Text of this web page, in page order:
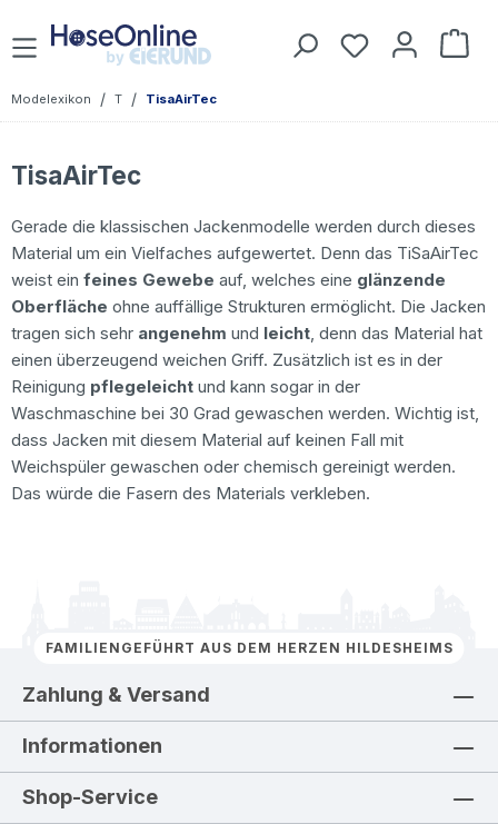
Zum Hauptinhalt springen Du hast 0
Modelexikon / T / TisaAirTec
TisaAirTec
Gerade die klassischen Jackenmodelle werden durch dieses
Material um ein Vielfaches aufgewertet. Denn das TiSaAirTec
weist ein feines Gewebe auf, welches eine glänzende
Oberfläche ohne auffällige Strukturen ermöglicht. Die Jacken
tragen sich sehr angenehm und leicht, denn das Material hat
einen überzeugend weichen Griff. Zusätzlich ist es in der
Reinigung pflegeleicht und kann sogar in der
Waschmaschine bei 30 Grad gewaschen werden. Wichtig ist,
dass Jacken mit diesem Material auf keinen Fall mit
Weichspüler gewaschen oder chemisch gereinigt werden.
Das würde die Fasern des Materials verkleben.
FAMILIENGEFÜHRT AUS DEM HERZEN HILDESHEIMS
Zahlung & Versand
Informationen
Shop-Service